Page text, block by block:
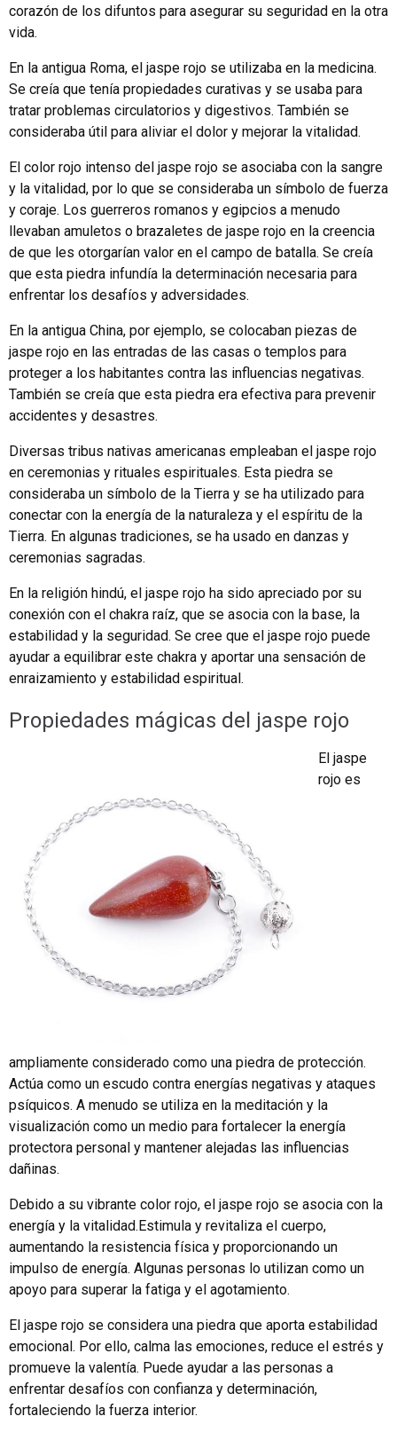
corazón de los difuntos para asegurar su seguridad en la otra
vida.
En la antigua Roma, el jaspe rojo se utilizaba en la medicina.
Se creía que tenía propiedades curativas y se usaba para
tratar problemas circulatorios y digestivos. También se
consideraba útil para aliviar el dolor y mejorar la vitalidad.
El color rojo intenso del jaspe rojo se asociaba con la sangre
y la vitalidad, por lo que se consideraba un símbolo de fuerza
y coraje. Los guerreros romanos y egipcios a menudo
llevaban amuletos o brazaletes de jaspe rojo en la creencia
de que les otorgarían valor en el campo de batalla. Se creía
que esta piedra infundía la determinación necesaria para
enfrentar los desafíos y adversidades.
En la antigua China, por ejemplo, se colocaban piezas de
jaspe rojo en las entradas de las casas o templos para
proteger a los habitantes contra las influencias negativas.
También se creía que esta piedra era efectiva para prevenir
accidentes y desastres.
Diversas tribus nativas americanas empleaban el jaspe rojo
en ceremonias y rituales espirituales. Esta piedra se
consideraba un símbolo de la Tierra y se ha utilizado para
conectar con la energía de la naturaleza y el espíritu de la
Tierra. En algunas tradiciones, se ha usado en danzas y
ceremonias sagradas.
En la religión hindú, el jaspe rojo ha sido apreciado por su
conexión con el chakra raíz, que se asocia con la base, la
estabilidad y la seguridad. Se cree que el jaspe rojo puede
ayudar a equilibrar este chakra y aportar una sensación de
enraizamiento y estabilidad espiritual.
Propiedades mágicas del jaspe rojo
El jaspe
rojo es
ampliamente considerado como una piedra de protección.
Actúa como un escudo contra energías negativas y ataques
psíquicos. A menudo se utiliza en la meditación y la
visualización como un medio para fortalecer la energía
protectora personal y mantener alejadas las influencias
dañinas.
Debido a su vibrante color rojo, el jaspe rojo se asocia con la
energía y la vitalidad.Estimula y revitaliza el cuerpo,
aumentando la resistencia física y proporcionando un
impulso de energía. Algunas personas lo utilizan como un
apoyo para superar la fatiga y el agotamiento.
El jaspe rojo se considera una piedra que aporta estabilidad
emocional. Por ello, calma las emociones, reduce el estrés y
promueve la valentía. Puede ayudar a las personas a
enfrentar desafíos con confianza y determinación,
fortaleciendo la fuerza interior.